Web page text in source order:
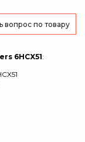
вопроспо товару
6HCX51: